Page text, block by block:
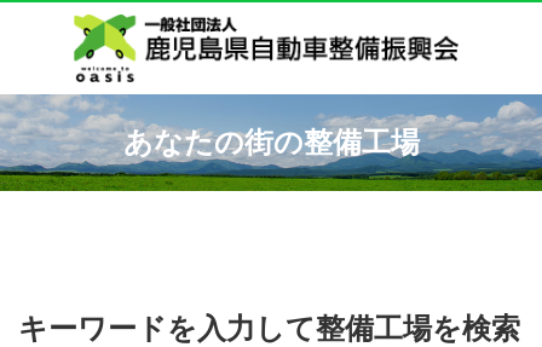
あなたの街の整備工場
キーワードを入力して整備工場を検索